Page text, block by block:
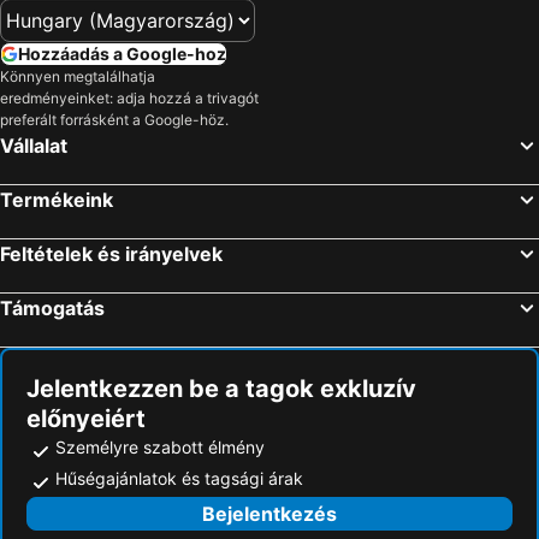
Battyánd, spa hotels
Gabersdorf, spa hotels
Kukmér, spa hotels
Straß in Steiermark, spa hotels
Unterlamm, spa hotels
Hoče-Slivnica, spa hotels
Badafalva, spa hotels
Hozzáadás a Google-hoz
Könnyen megtalálhatja
eredményeinket: adja hozzá a trivagót
preferált forrásként a Google-höz.
Vállalat
Termékeink
Feltételek és irányelvek
Támogatás
Jelentkezzen be a tagok exkluzív
előnyeiért
Személyre szabott élmény
Hűségajánlatok és tagsági árak
Bejelentkezés